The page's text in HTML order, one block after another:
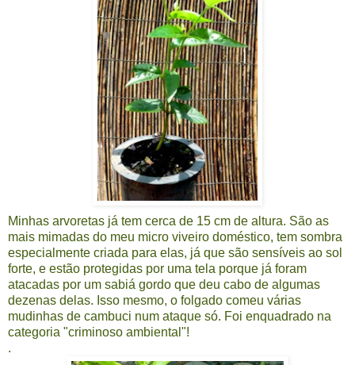
Minhas arvoretas já tem cerca de 15 cm de altura. São as
mais mimadas do meu micro viveiro doméstico, tem sombra
especialmente criada para elas, já que são sensíveis ao sol
forte, e estão protegidas por uma tela porque já foram
atacadas por um sabiá gordo que deu cabo de algumas
dezenas delas. Isso mesmo, o folgado comeu várias
mudinhas de cambuci num ataque só. Foi enquadrado na
categoria "criminoso ambiental"!
.